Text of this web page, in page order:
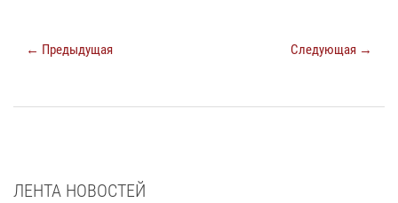
← Предыдущая Следующая →
ЛЕНТА НОВОСТЕЙ